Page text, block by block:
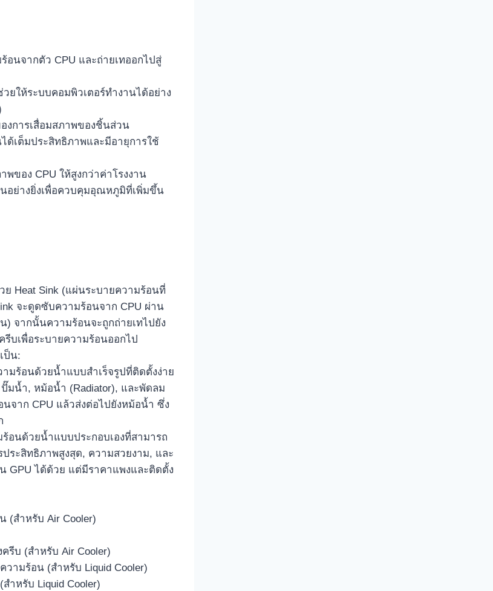
นจากตัว CPU และถ่ายเทออกไปสู่
ยให้ระบบคอมพิวเตอร์ทำงานได้อย่าง
งการเสื่อมสภาพของชิ้นส่วน
ด้เต็มประสิทธิภาพและมีอายุการใช้
ของ CPU ให้สูงกว่าค่าโรงงาน
นอย่างยิ่งเพื่อควบคุมอุณหภูมิที่เพิ่มขึ้น
ย Heat Sink (แผ่นระบายความร้อนที่
จะดูดซับความร้อนจาก CPU ผ่าน
) จากนั้นความร้อนจะถูกถ่ายเทไปยัง
บเพื่อระบายความร้อนออกไป
ป็น:
มร้อนด้วยน้ำแบบสำเร็จรูปที่ติดตั้งง่าย
มน้ำ, หม้อน้ำ (Radiator), และพัดลม
จาก CPU แล้วส่งต่อไปยังหม้อน้ำ ซึ่ง
อนด้วยน้ำแบบประกอบเองที่สามารถ
ระสิทธิภาพสูงสุด, ความสวยงาม, และ
GPU ได้ด้วย แต่มีราคาแพงและติดตั้ง
(สำหรับ Air Cooler)
รีบ (สำหรับ Air Cooler)
ามร้อน (สำหรับ Liquid Cooler)
ำหรับ Liquid Cooler)